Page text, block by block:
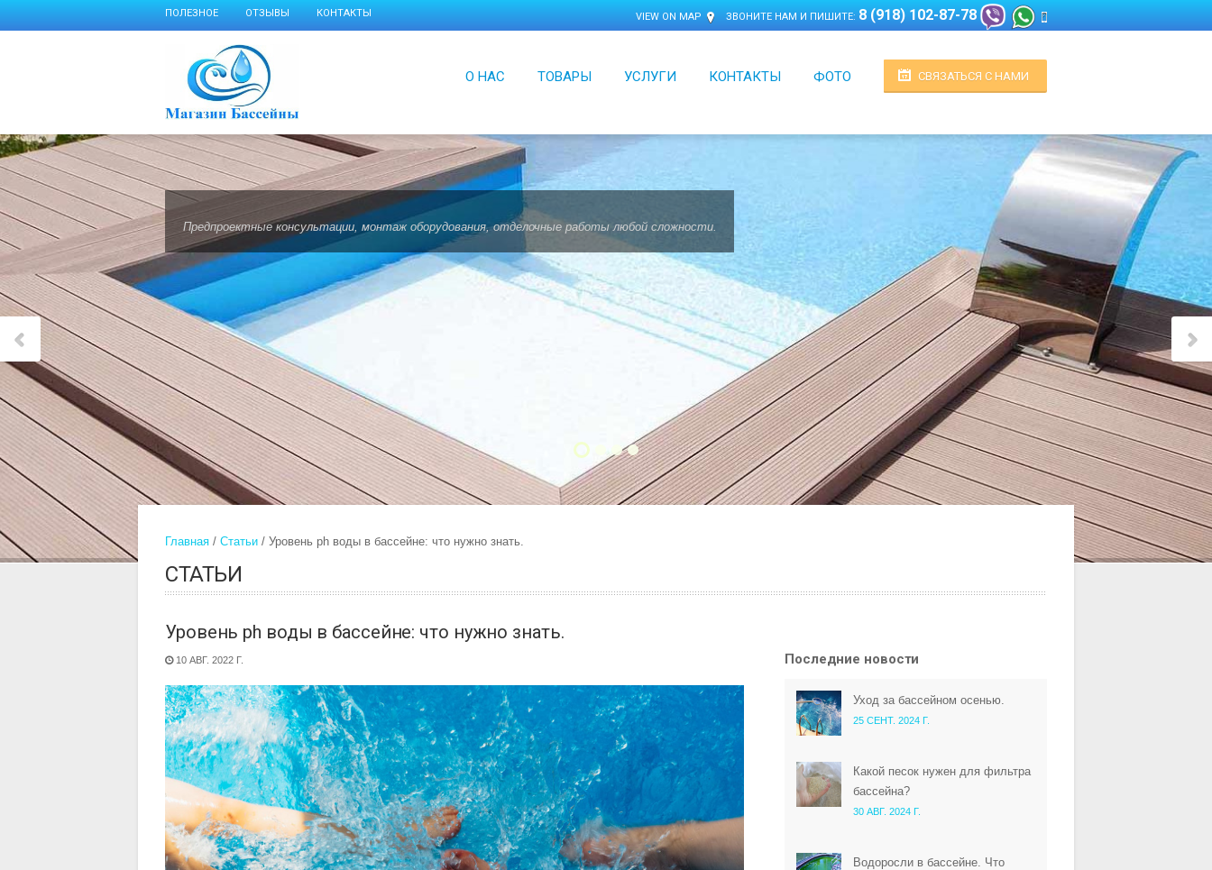
ПОЛЕЗНОЕ ОТЗЫВЫ КОНТАКТЫ VIEW ON MAP ЗВОНИТЕ НАМ И ПИШИТЕ: 8 (918) 102-87-78
СВЯЗАТЬСЯ С НАМИ
О НАС ТОВАРЫ УСЛУГИ КОНТАКТЫ ФОТО
Предпроектные консультации, монтаж оборудования, отделочные работы любой сложности.
Главная Статьи Уровень ph воды в бассейне: что нужно знать.
СТАТЬИ
Уровень ph воды в бассейне: что нужно знать.
10 АВГ. 2022 Г. Последние новости
Уход за бассейном осенью.
25 СЕНТ. 2024 Г.
Какой песок нужен для фильтра
бассейна?
30 АВГ. 2024 Г.
Водоросли в бассейне. Что